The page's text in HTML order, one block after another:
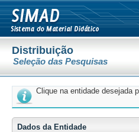
Distribuição
Seleção das Pesquisas
Clique na entidade desejada
Dados da Entidade